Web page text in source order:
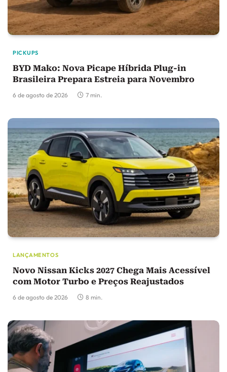
PICKUPS
BYD Mako: Nova Picape Híbrida Plug-in
Brasileira Prepara Estreia para Novembro
6 de agosto de 2026 7 min.
LANÇAMENTOS
Novo Nissan Kicks 2027 Chega Mais Acessível
com Motor Turbo e Preços Reajustados
6 de agosto de 2026 8 min.